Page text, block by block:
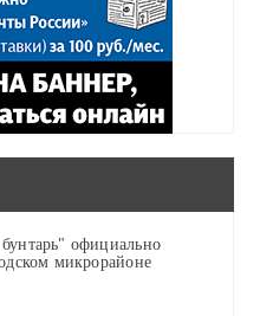
официально
микрорайоне